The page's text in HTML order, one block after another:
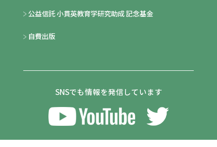
公益信託 小貫英教育学研究助成 記念基金
自費出版
SNSでも情報を発信しています